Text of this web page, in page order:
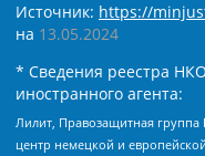
Источник: https://
на 13.05.2024
* Сведения реестра
иностранного агента:
Лилит, Правозащитная
центр немецкой и